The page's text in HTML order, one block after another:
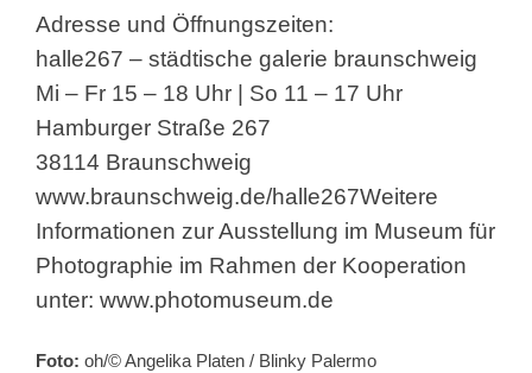
Adresse und Öffnungszeiten:
halle267 – städtische galerie braunschweig
Mi – Fr 15 – 18 Uhr | So 11 – 17 Uhr
Hamburger Straße 267
38114 Braunschweig
www.braunschweig.de/halle267Weitere
Informationen zur Ausstellung im Museum für
Photographie im Rahmen der Kooperation
unter: www.photomuseum.de
Foto: oh/© Angelika Platen / Blinky Palermo